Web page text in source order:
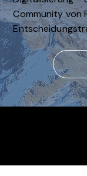
Community von